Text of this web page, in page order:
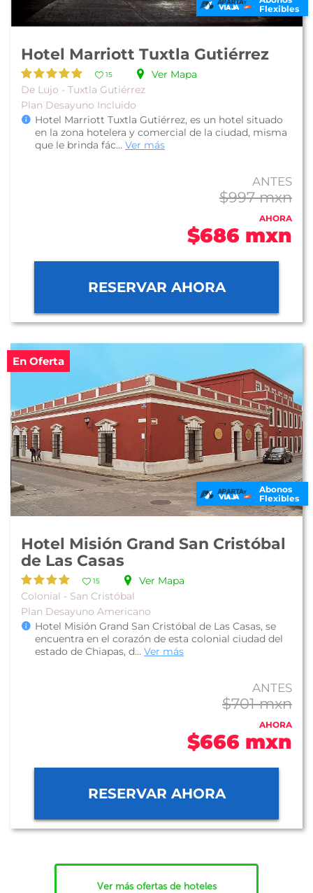
Flexibles
Hotel Marriott Tuxtla Gutiérrez
15
Ver Mapa
De Lujo - Tuxtla Gutiérrez
Plan Desayuno Incluido
Hotel Marriott Tuxtla Gutiérrez, es un hotel situado
en la zona hotelera y comercial de la ciudad, misma
que le brinda fác... Ver más
ANTES
$997 mxn
AHORA
$686 mxn
RESERVAR AHORA
En Oferta
Abonos
Flexibles
Hotel Misión Grand San Cristóbal
de Las Casas
15
Ver Mapa
Colonial - San Cristóbal
Plan Desayuno Americano
Hotel Misión Grand San Cristóbal de Las Casas, se
encuentra en el corazón de esta colonial ciudad del
estado de Chiapas, d... Ver más
ANTES
$701 mxn
AHORA
$666 mxn
RESERVAR AHORA
Ver más ofertas de hoteles